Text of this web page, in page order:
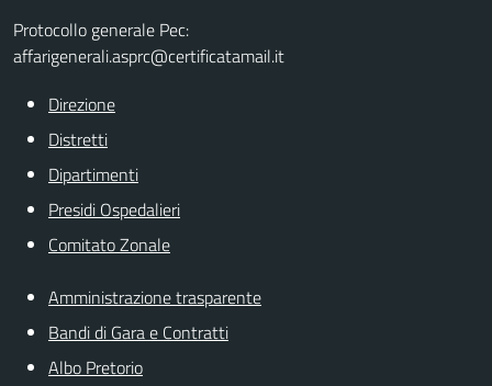
Protocollo generale Pec:
affarigenerali.asprc@certificatamail.it
Direzione
Distretti
Dipartimenti
Presidi Ospedalieri
Comitato Zonale
Amministrazione trasparente
Bandi di Gara e Contratti
Albo Pretorio